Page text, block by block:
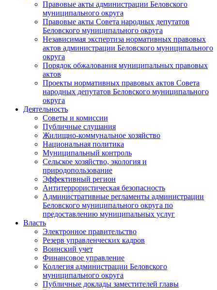
Правовые акты администрации Беловского
муниципального округа
Правовые акты Совета народных депутатов
Беловского муниципального округа
Независимая экспертиза нормативных правовых
актов администрации Беловского муниципального
округа
Порядок обжалования муниципальных правовых
актов
Проекты нормативных правовых актов Совета
народных депутатов Беловского муниципального
округа
Деятельность
Советы и комиссии
Публичные слушания
Жилищно-коммунальное хозяйство
Национальная политика
Муниципальный контроль
Сельское хозяйство, экология и
природопользование
Эффективный регион
Антитеррористическая безопасность
Административные регламенты администрации
Беловского муниципального округа по
предоставлению муниципальных услуг
Власть
Электронное правительство
Резерв управленческих кадров
Воинский учет
Финансовое управление
Коллегия администрации Беловского
муниципального округа
Публичные доклады заместителей главы